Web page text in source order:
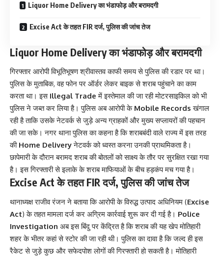
Liquor Home Delivery का भंडाफोड़ और बरामदगी
Excise Act के तहत FIR दर्ज, पुलिस की जांच तेज
Liquor Home Delivery का भंडाफोड़ और बरामदगी
गिरफ्तार आरोपी विभूतिभूषण श्रीवास्तव काफी समय से पुलिस की रडार पर था।
पुलिस के मुताबिक, वह फोन पर ऑर्डर लेकर बाइक से शराब पहुंचाने का काम
करता था। इस Illegal Trade में इस्तेमाल की जा रही मोटरसाइकिल को भी
पुलिस ने जब्त कर लिया है। पुलिस अब आरोपी के Mobile Records खंगाल
रही है ताकि उसके नेटवर्क से जुड़े अन्य ग्राहकों और मुख्य सप्लायरों की पहचान
की जा सके। नगर थाना पुलिस का कहना है कि शराबबंदी वाले राज्य में इस तरह
की Home Deliveryनेटवर्क को ध्वस्त करना उनकी प्राथमिकता है।
छापेमारी के दौरान बरामद शराब की बोतलों को साक्ष्य के तौर पर सुरक्षित रखा गया
है। इस गिरफ्तारी से इलाके के शराब माफियाओं के बीच हड़कंप मच गया है।
Excise Act के तहत FIR दर्ज, पुलिस की जांच तेज
थानाध्यक्ष राजीव रंजन ने बताया कि आरोपी के विरुद्ध उत्पाद अधिनियम (Excise
Act) के तहत मामला दर्ज कर अग्रिम कार्रवाई शुरू कर दी गई है। Police
Investigation अब इस बिंदु पर केंद्रित है कि शराब की यह खेप मोतिहारी
शहर के भीतर कहां से स्टोर की जा रही थी। पुलिस का दावा है कि जल्द ही इस
रैकेट से जुड़े कुछ और सफेदपोश लोगों की गिरफ्तारी हो सकती है। मोतिहारी